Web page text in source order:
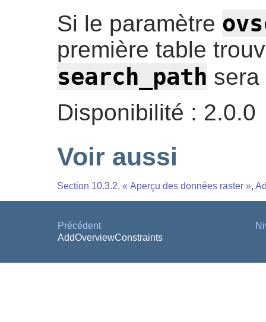
Si le paramètre
première table
search_path sera
Disponibilité : 2.0.0
Voir aussi
Section 10.3.2, « Aperçu des données raster »,
Précédent
AddOverviewConstraints